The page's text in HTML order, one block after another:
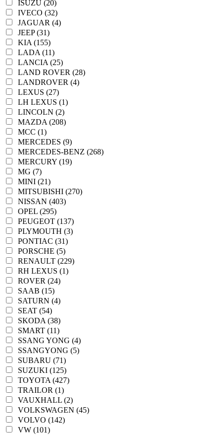
ISUZU (20)
IVECO (32)
JAGUAR (4)
JEEP (31)
KIA (155)
LADA (11)
LANCIA (25)
LAND ROVER (28)
LANDROVER (4)
LEXUS (27)
LH LEXUS (1)
LINCOLN (2)
MAZDA (208)
MCC (1)
MERCEDES (9)
MERCEDES-BENZ (268)
MERCURY (19)
MG (7)
MINI (21)
MITSUBISHI (270)
NISSAN (403)
OPEL (295)
PEUGEOT (137)
PLYMOUTH (3)
PONTIAC (31)
PORSCHE (5)
RENAULT (229)
RH LEXUS (1)
ROVER (24)
SAAB (15)
SATURN (4)
SEAT (54)
SKODA (38)
SMART (11)
SSANG YONG (4)
SSANGYONG (5)
SUBARU (71)
SUZUKI (125)
TOYOTA (427)
TRAILOR (1)
VAUXHALL (2)
VOLKSWAGEN (45)
VOLVO (142)
VW (101)